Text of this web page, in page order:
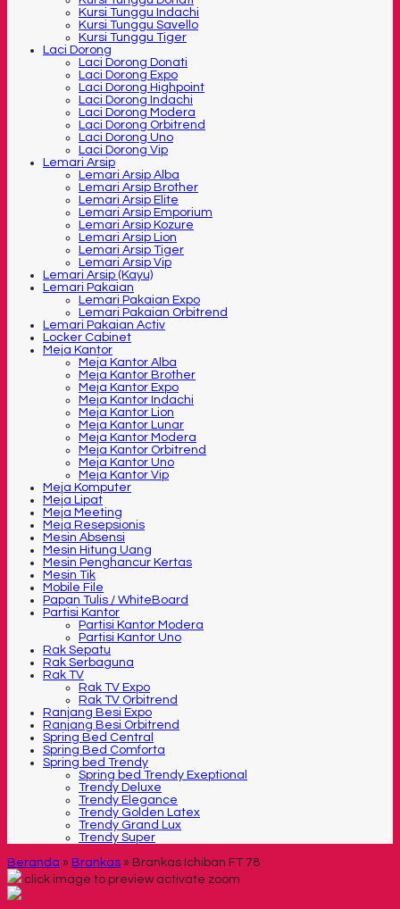
Kursi Tunggu Indachi
Kursi Tunggu Savello
Kursi Tunggu Tiger
Laci Dorong
Laci Dorong Donati
Laci Dorong Expo
Laci Dorong Highpoint
Laci Dorong Indachi
Laci Dorong Modera
Laci Dorong Orbitrend
Laci Dorong Uno
Laci Dorong Vip
Lemari Arsip
Lemari Arsip Alba
Lemari Arsip Brother
Lemari Arsip Elite
Lemari Arsip Emporium
Lemari Arsip Kozure
Lemari Arsip Lion
Lemari Arsip Tiger
Lemari Arsip Vip
Lemari Arsip (Kayu)
Lemari Pakaian
Lemari Pakaian Expo
Lemari Pakaian Orbitrend
Lemari Pakaian Activ
Locker Cabinet
Meja Kantor
Meja Kantor Alba
Meja Kantor Brother
Meja Kantor Expo
Meja Kantor Indachi
Meja Kantor Lion
Meja Kantor Lunar
Meja Kantor Modera
Meja Kantor Orbitrend
Meja Kantor Uno
Meja Kantor Vip
Meja Komputer
Meja Lipat
Meja Meeting
Meja Resepsionis
Mesin Absensi
Mesin Hitung Uang
Mesin Penghancur Kertas
Mesin Tik
Mobile File
Papan Tulis / WhiteBoard
Partisi Kantor
Partisi Kantor Modera
Partisi Kantor Uno
Rak Sepatu
Rak Serbaguna
Rak TV
Rak TV Expo
Rak TV Orbitrend
Ranjang Besi Expo
Ranjang Besi Orbitrend
Spring Bed Central
Spring Bed Comforta
Spring bed Trendy
Spring bed Trendy Exeptional
Trendy Deluxe
Trendy Elegance
Trendy Golden Latex
Trendy Grand Lux
Trendy Super
Beranda » Brankas » Brankas Ichiban FT 78
click image to preview activate zoom